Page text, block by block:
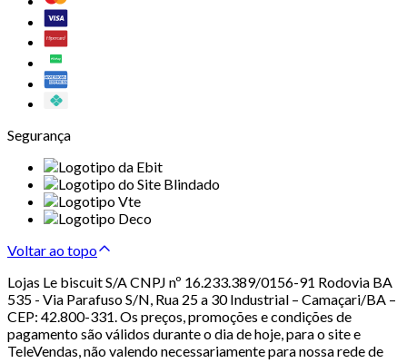
Segurança
Voltar ao topo
Lojas Le biscuit S/A CNPJ nº 16.233.389/0156-91 Rodovia BA
535 - Via Parafuso S/N, Rua 25 a 30 Industrial – Camaçari/BA –
CEP: 42.800-331. Os preços, promoções e condições de
pagamento são válidos durante o dia de hoje, para o site e
TeleVendas, não valendo necessariamente para nossa rede de